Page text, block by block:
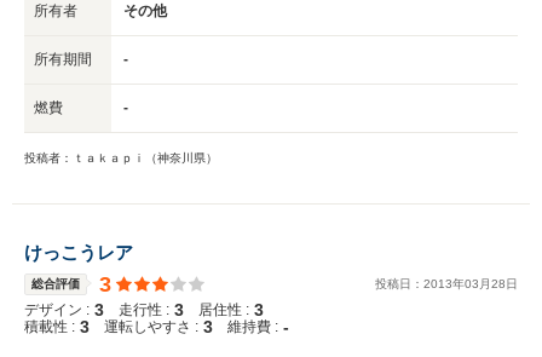
所有者 その他
所有期間 -
燃費 -
投稿者：ｔａｋａｐｉ（神奈川県）
けっこうレア
総合評価 3 投稿日： 2013年03 月28日
デザイン : 3 走行性 : 3 居住性 : 3
積載性 : 3 運転しやすさ : 3 維持費 : -